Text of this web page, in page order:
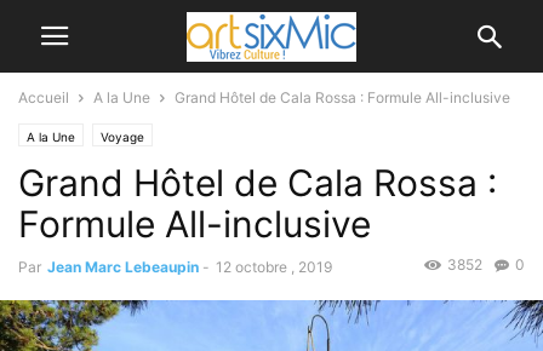
Accueil A la Une Grand Hôtel de Cala Rossa : Formule All-inclusive
A la Une Voyage
Grand Hôtel de Cala Rossa :
Formule All-inclusive
Par Jean Marc Lebeaupin - 12 octobre , 2019 0
3852